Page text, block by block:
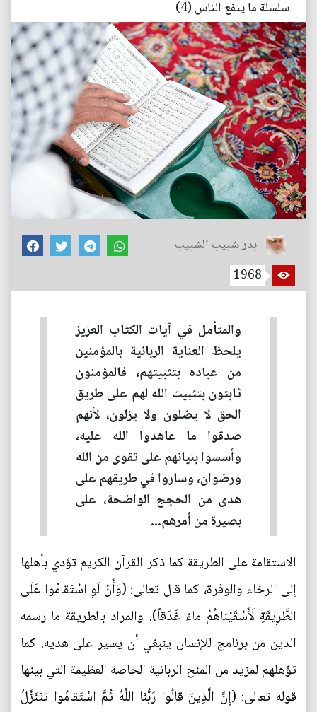
سلسلة ما ينفع الناس (4)
بدر شبيب الشبيب
1968
والمتأمل في آيات الكتاب العزيز
يلحظ العناية الربانية بالمؤمنين
من عباده بتثبيتهم، فالمؤمنون
ثابتون بتثبيت الله لهم على طريق
الحق لا يضلون ولا يزلون، لأنهم
صدقوا ما عاهدوا الله عليه،
وأسسوا بنيانهم على تقوى من الله
ورضوان، وساروا في طريقهم على
هدى من الحجج الواضحة، على
بصيرة من أمرهم...
الاستقامة على الطريقة كما ذكر القرآن الكريم تؤدي بأهلها
إلى الرخاء والوفرة، كما قال تعالى: (وَأَنْ لَوِ اسْتَقامُوا عَلَى
الطَّرِيقَةِ لَأَسْقَيْناهُمْ ماءً غَدَقاً). والمراد بالطريقة ما رسمه
الدين من برنامج للإنسان ينبغي أن يسير على هديه. كما
تؤهلهم لمزيد من المنح الربانية الخاصة العظيمة التي بينها
قوله تعالى: (إِنَّ الَّذِينَ قالُوا رَبُّنَا اللَّهُ ثُمَّ اسْتَقامُوا تَتَنَزَّلُ